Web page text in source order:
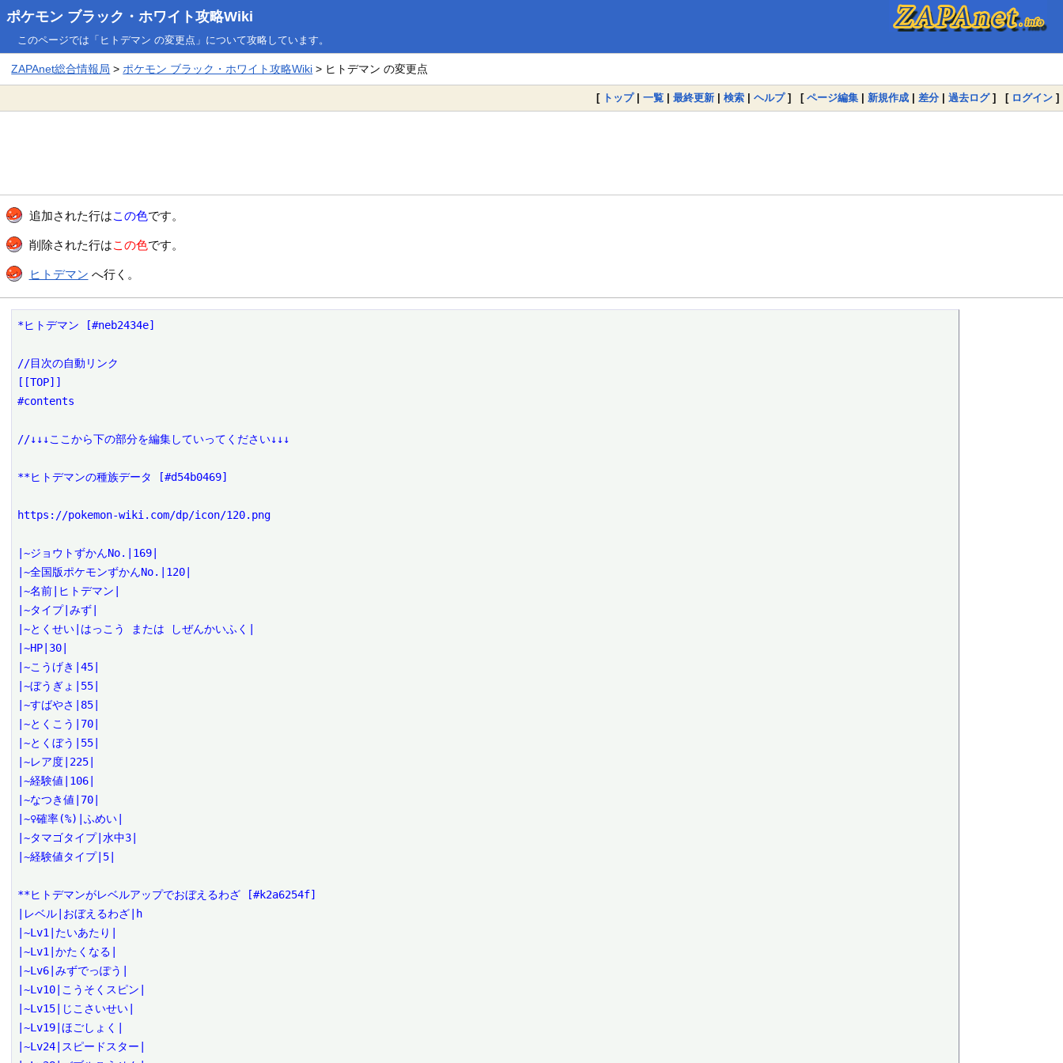
ポケモン ブラック・ホワイト攻略Wiki
このページでは「ヒトデマン の変更点」について攻略しています。
ZAPAnet総合情報局 >ポケモン ブラック・ホワイト攻略Wiki > ヒトデマン の変更点
[ トップ| 一覧 | 最終更新 | 検索 | ヘルプ] [ ページ編集 | 新規作成 | 差分 | 過去ログ] [ ログイン ]
追加された行はこの色です。
削除された行はこの色です。
ヒトデマン へ行く。
*ヒトデマン [#neb2434e]
//目次の自動リンク
[[TOP]]
#contents
//↓↓↓ここから下の部分を編集していってください↓↓↓
**ヒトデマンの種族データ [#d54b0469]
https://pokemon-wiki.com/dp/icon/120.png
|~ジョウトずかんNo.|169|
|~全国版ポケモンずかんNo.|120|
|~名前|ヒトデマン|
|~タイプ|みず|
|~とくせい|はっこう または しぜんかいふく|
|~HP|30|
|~こうげき|45|
|~ぼうぎょ|55|
|~すばやさ|85|
|~とくこう|70|
|~とくぼう|55|
|~レア度|225|
|~経験値|106|
|~なつき値|70|
|~♀確率(%)|ふめい|
|~タマゴタイプ|水中3|
|~経験値タイプ|5|
**ヒトデマンがレベルアップでおぼえるわざ [#k2a6254f]
|レベル|おぼえるわざ|h
|~Lv1|たいあたり|
|~Lv1|かたくなる|
|~Lv6|みずでっぽう|
|~Lv10|こうそくスピン|
|~Lv15|じこさいせい|
|~Lv19|ほごしょく|
|~Lv24|スピードスター|